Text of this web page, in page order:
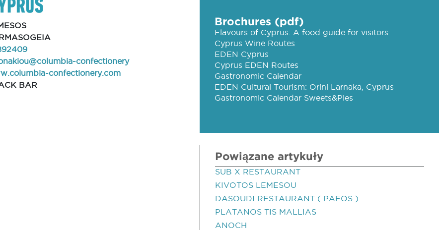
confectionery
confectionery.com
BAR
Brochures (pdf)
Flavours of Cyprus: A food guide for visitors
Cyprus Wine Routes
EDEN Cyprus
Cyprus EDEN Routes
Gastronomic Calendar
EDEN Cultural Tourism: Orini Larnaka, Cyprus
Gastronomic Calendar Sweets&Pies
Powiązane artykuły
SUB X RESTAURANT
KIVOTOS LEMESOU
DASOUDI RESTAURANT ( PAFOS )
PLATANOS TIS MALLIAS
ANOCH